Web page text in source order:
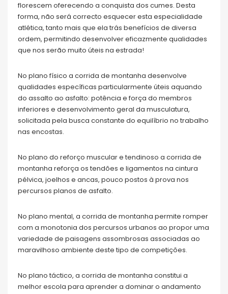
florescem oferecendo a conquista dos cumes. Desta
forma, não será correcto esquecer esta especialidade
atlética, tanto mais que ela trás benefícios de diversa
ordem, permitindo desenvolver eficazmente qualidades
que nos serão muito úteis na estrada!
No plano físico a corrida de montanha desenvolve
qualidades específicas particularmente úteis aquando
do assalto ao asfalto: potência e força do membros
inferiores e desenvolvimento geral da musculatura,
solicitada pela busca constante do equilíbrio no trabalho
nas encostas.
No plano do reforço muscular e tendinoso a corrida de
montanha reforça os tendões e ligamentos na cintura
pélvica, joelhos e ancas, pouco postos à prova nos
percursos planos de asfalto.
No plano mental, a corrida de montanha permite romper
com a monotonia dos percursos urbanos ao propor uma
variedade de paisagens assombrosas associadas ao
maravilhoso ambiente deste tipo de competições.
No plano táctico, a corrida de montanha constitui a
melhor escola para aprender a dominar o andamento